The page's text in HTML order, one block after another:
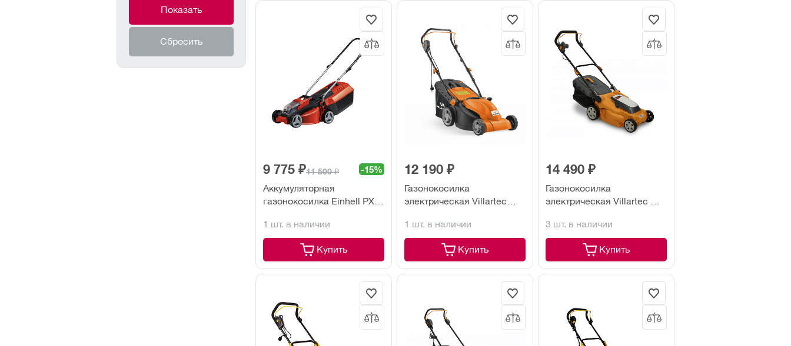
9 775 ₽11 500 ₽
-15%
Аккумуляторная
газонокосилка Einhell PXC
у)
1 шт. в наличии
Купить
12 190 ₽
Газонокосилка
электрическая Villartec
1 шт. в наличии
Купить
14 490 ₽
Газонокосилка
электрическая Villartec ME
3 шт. в наличии
Купить